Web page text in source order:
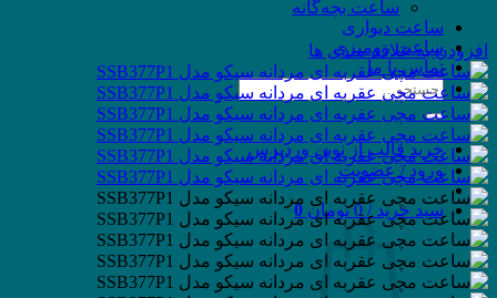
ساعت بچه‌گانه
ساعت دیواری
ساعت رومیزی
تماس با ما
جستجو
برای:
خرید قالب از نوین وردپرس
ورود / عضویت
سبد خرید /0 تومان 0
افزودن به علاقه مندی ها